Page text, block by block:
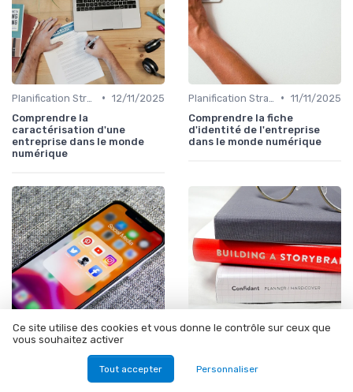
• 12/11/2025
Comprendre la
caractérisation d'une
entreprise dans le monde
numérique
• 11/11/2025
Comprendre la fiche
d'identité de l'entreprise
dans le monde numérique
Planification Stratégique Digitale • 11/11/2025
Comprendre la valeur des
actifs de marque
Comment créer un dossier de
Ce site utilise des cookies et vous donne le contrôle sur ceux que
vous souhaitez activer
Tout accepter Personnaliser